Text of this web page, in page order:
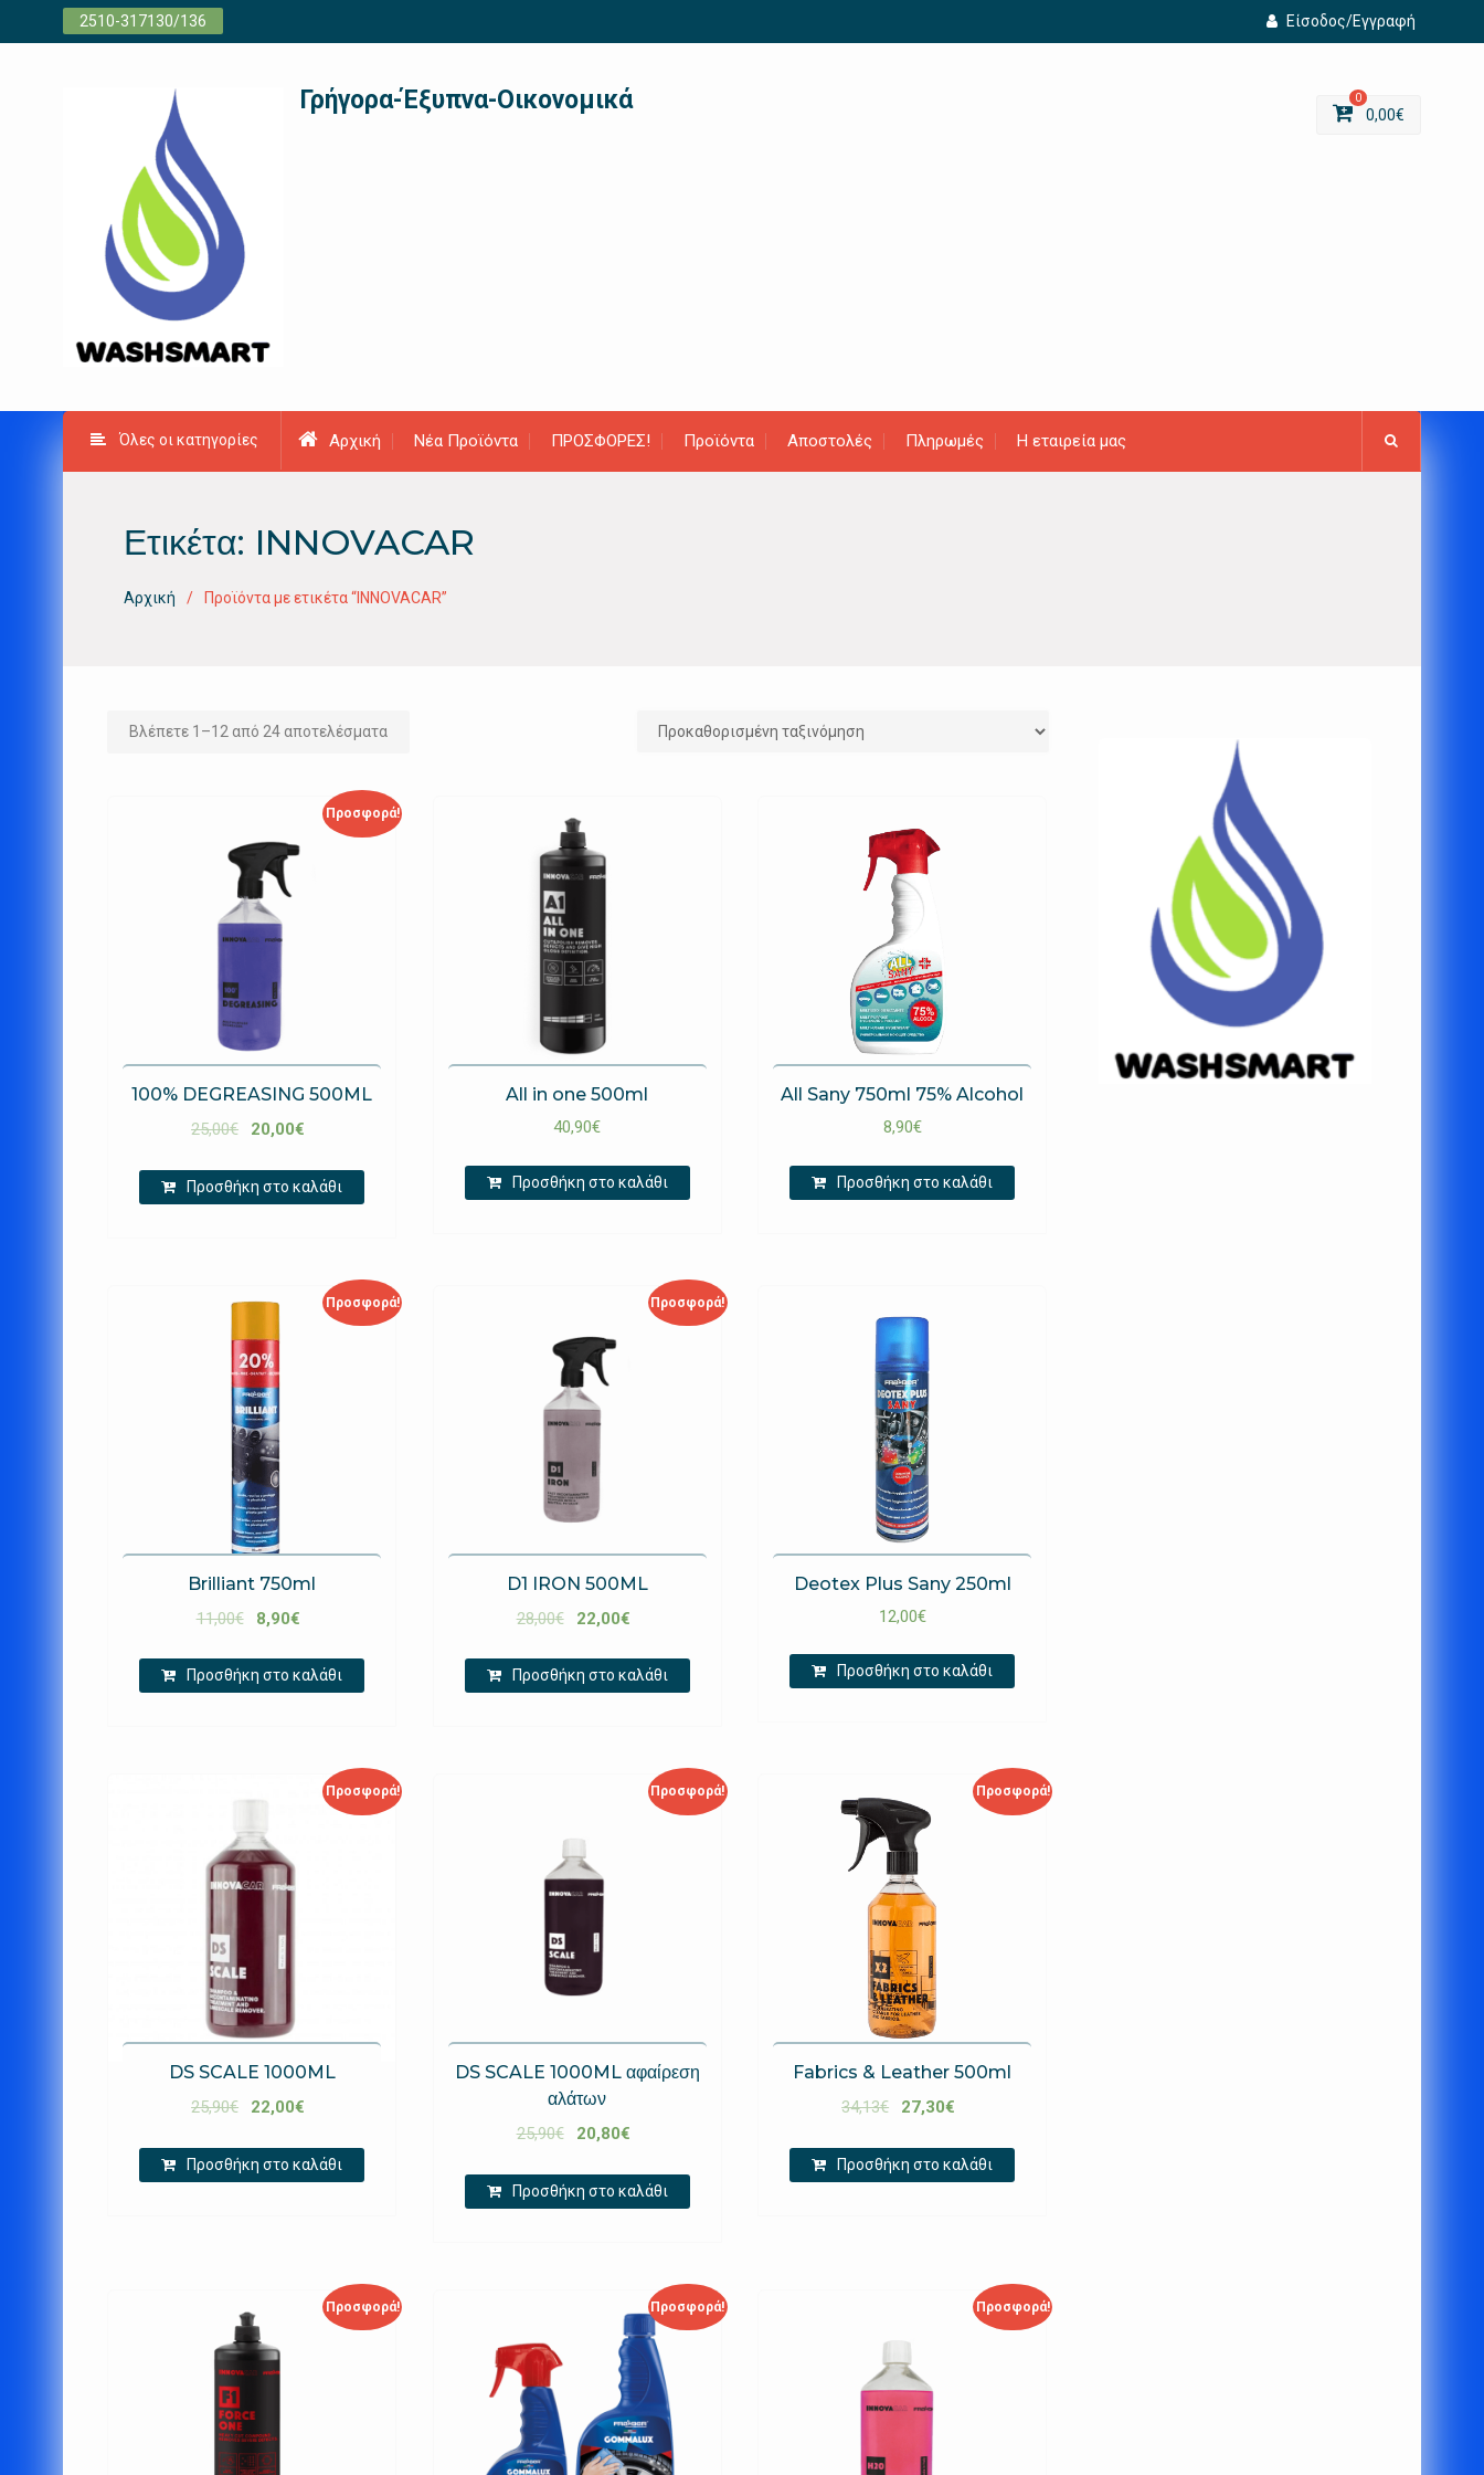
Προχωρήστε
2510-317130/136 Είσοδος/Εγγραφή
Γρήγορα-Έξυπνα-Οικονομικά 0
0,00€
Όλες οι κατηγορίες Αρχική Νέα Προϊόντα ΠΡΟΣΦΟΡΕΣ! Προϊόντα Αποστολές Πληρωμές Η εταιρεία μας
Ετικέτα: INNOVACAR
Αρχική Προϊόντα με ετικέτα “INNOVACAR”
Βλέπετε 1–12 από 24 αποτελέσματα
Προσφορά!
100% DEGREASING 500ML
25,00€ 20,00€
Προσθήκη στο καλάθι
All in one 500ml
40,90€
Προσθήκη στο καλάθι
All Sany 750ml 75% Alcohol
8,90€
Προσθήκη στο καλάθι
Προσφορά!
Brilliant 750ml
11,00€ 8,90€
Προσθήκη στο καλάθι
Προσφορά!
D1 IRON 500ML
28,00€ 22,00€
Προσθήκη στο καλάθι
Deotex Plus Sany 250ml
12,00€
Προσθήκη στο καλάθι
Προσφορά!
DS SCALE 1000ML
25,90€ 22,00€
Προσθήκη στο καλάθι
Προσφορά!
DS SCALE 1000ML αφαίρεση
αλάτων
25,90€ 20,80€
Προσθήκη στο καλάθι
Προσφορά!
Fabrics & Leather 500ml
34,13€ 27,30€
Προσθήκη στο καλάθι
Προσφορά! Προσφορά! Προσφορά!